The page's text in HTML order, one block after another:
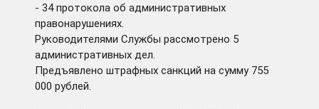
- 34 протокола об административных
правонарушениях.
Руководителями Службы рассмотрено 5
административных дел.
Предъявлено штрафных санкций на сумму 755
000 рублей.